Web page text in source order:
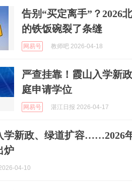
告别“买定离手”？2026
的铁饭碗裂了条缝
网易号 教师吧 2026-04-18
严查挂靠！霞山入学新
庭申请学位
网易号 湛江日报 2026-04-17
学新政、绿道扩容……2026
炉
04-10